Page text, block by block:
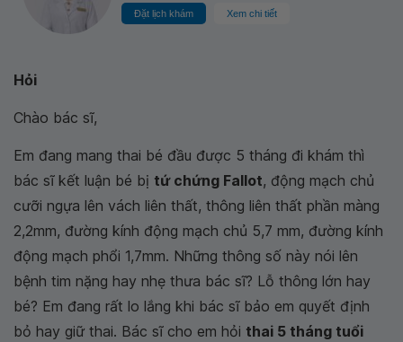
Đặt lịch khám Xem chi tiết
Hỏi
Chào bác sĩ,
Em đang mang thai bé đầu được 5 tháng đi khám thì
bác sĩ kết luận bé bị tứ chứng Fallot, động mạch chủ
cưỡi ngựa lên vách liên thất, thông liên thất phần màng
2,2mm, đường kính động mạch chủ 5,7 mm, đường kính
động mạch phổi 1,7mm. Những thông số này nói lên
bệnh tim nặng hay nhẹ thưa bác sĩ? Lỗ thông lớn hay
bé? Em đang rất lo lắng khi bác sĩ bảo em quyết định
bỏ hay giữ thai. Bác sĩ cho em hỏi thai 5 tháng tuổi